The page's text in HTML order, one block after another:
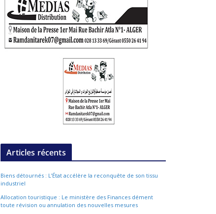
Articles récents
Biens détournés : L’État accélère la reconquête de son tissu
industriel
Allocation touristique : Le ministère des Finances dément
toute révision ou annulation des nouvelles mesures